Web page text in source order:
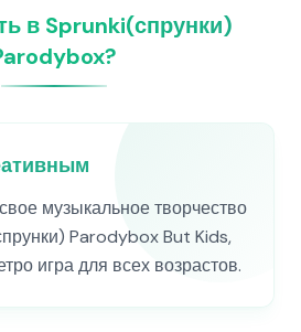
в Sprunki(спрунки)
музыкальное творчество
Parodybox But Kids,
игра для всех возрастов.